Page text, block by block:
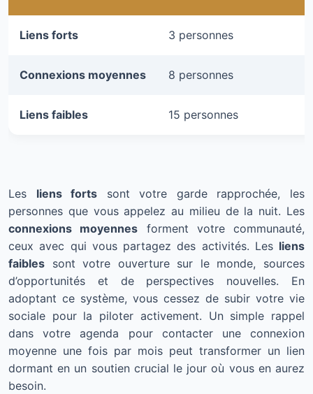
Liens forts 3 personnes
Connexions moyennes 8 personnes
Liens faibles 15 personnes
Les liens forts sont votre garde rapprochée, les
personnes que vous appelez au milieu de la nuit. Les
connexions moyennes forment votre communauté,
ceux avec qui vous partagez des activités. Les liens
faibles sont votre ouverture sur le monde, sources
d’opportunités et de perspectives nouvelles. En
adoptant ce système, vous cessez de subir votre vie
sociale pour la piloter activement. Un simple rappel
dans votre agenda pour contacter une connexion
moyenne une fois par mois peut transformer un lien
dormant en un soutien crucial le jour où vous en aurez
besoin.